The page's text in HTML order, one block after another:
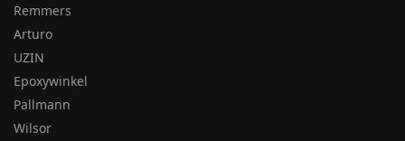
Remmers
Arturo
UZIN
Epoxywinkel
Pallmann
Wilsor